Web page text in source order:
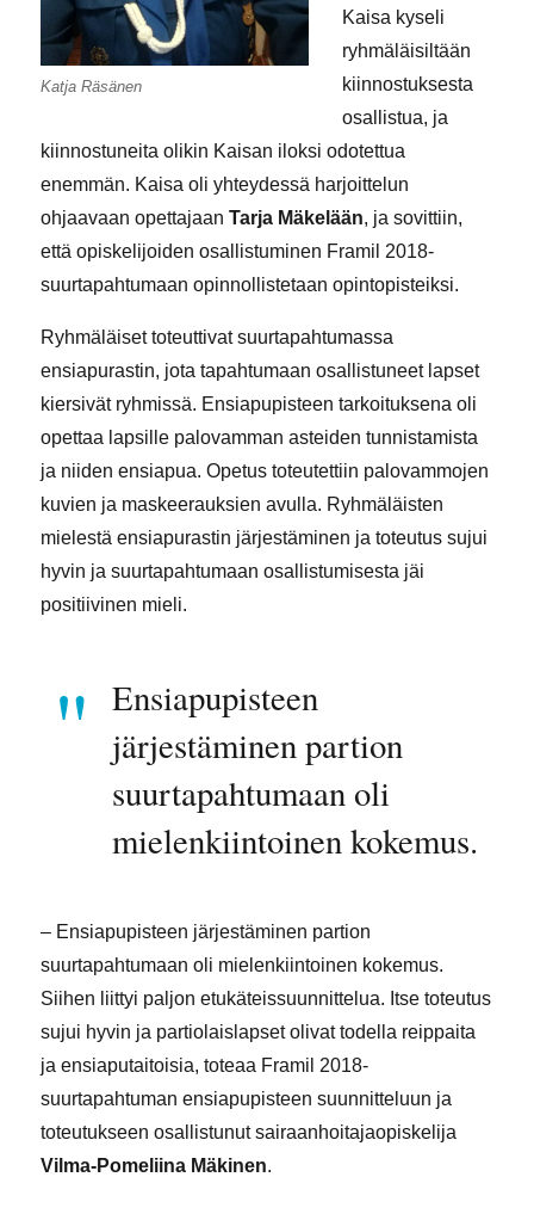
Katja Räsänen
Kaisa kyseli
ryhmäläisiltään
kiinnostuksesta
osallistua, ja
kiinnostuneita olikin Kaisan iloksi odotettua
enemmän. Kaisa oli yhteydessä harjoittelun
ohjaavaan opettajaanTarja Mäkelään, ja sovittiin,
että opiskelijoiden osallistuminen Framil 2018-
suurtapahtumaan opinnollistetaan opintopisteiksi.
Ryhmäläiset toteuttivat suurtapahtumassa
ensiapurastin, jota tapahtumaan osallistuneet lapset
kiersivät ryhmissä. Ensiapupisteen tarkoituksena oli
opettaa lapsille palovamman asteiden tunnistamista
ja niiden ensiapua. Opetus toteutettiin palovammojen
kuvien ja maskeerauksien avulla. Ryhmäläisten
mielestä ensiapurastin järjestäminen ja toteutus sujui
hyvin ja suurtapahtumaan osallistumisesta jäi
positiivinen mieli.
Ensiapupisteen
järjestäminen partion
suurtapahtumaan oli
mielenkiintoinen kokemus.
– Ensiapupisteen järjestäminen partion
suurtapahtumaan oli mielenkiintoinen kokemus.
Siihen liittyi paljon etukäteissuunnittelua. Itse toteutus
sujui hyvin ja partiolaislapset olivat todella reippaita
ja ensiaputaitoisia, toteaa Framil 2018-
suurtapahtuman ensiapupisteen suunnitteluun ja
toteutukseen osallistunut sairaanhoitajaopiskelija
Vilma-Pomeliina Mäkinen.